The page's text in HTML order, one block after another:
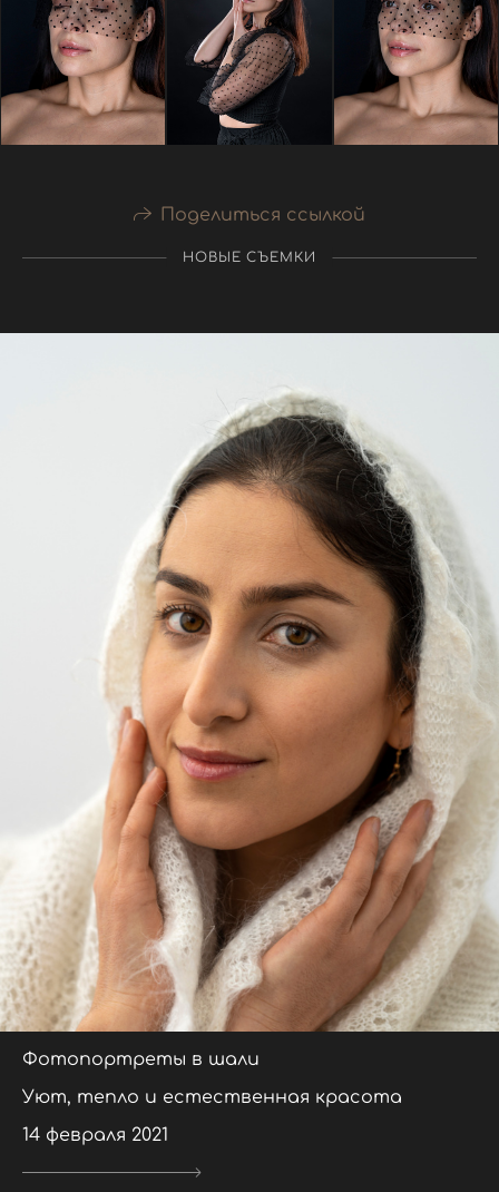
Поделиться ссылкой
НОВЫЕ СЪЕМКИ
Фотопортреты в шали
Уют, тепло и естественная красота
14 февраля 2021